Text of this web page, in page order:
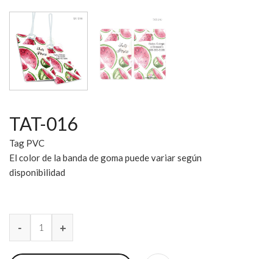
TAT-016
Tag PVC
El color de la banda de goma puede variar según
disponibilidad